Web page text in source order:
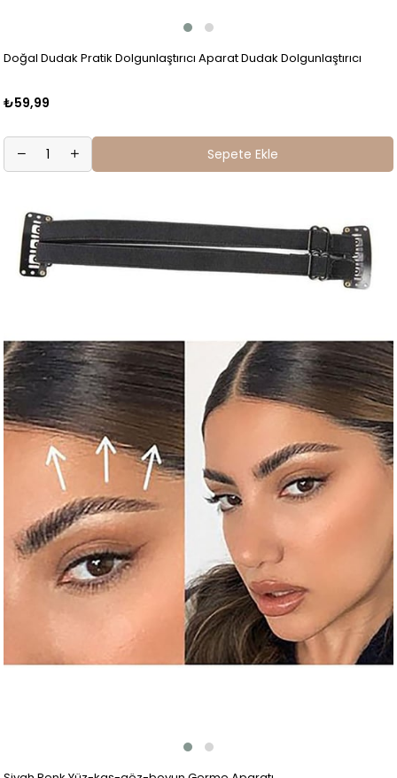
Doğal Dudak Pratik Dolgunlaştırıcı Aparat Dudak Dolgunlaştırıcı
₺59,99
Sepete Ekle